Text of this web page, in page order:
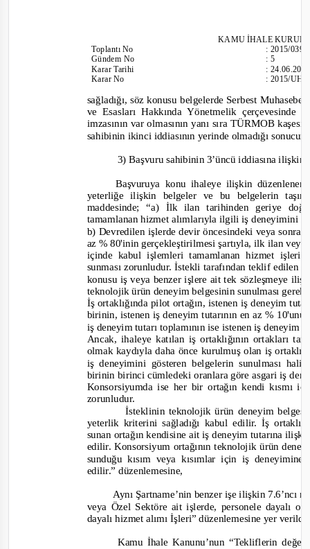
KAMU İHALE
ToplantıNo
Gündem No
Karar Tarihi
Karar No
:2015/039
:5
:
:2015/
sağladığı, söz konusu belgelerde Serbest
ve Esasları Hakkında Yönetmelik
imzasının var olmasının yanı sıra TÜRMOB
sahibinin ikinci iddiasının yerinde olmadığı
3) Başvuru sahibinin 3’üncü iddiasına
Başvuruya konu ihaleye ilişkin
yeterliğe ilişkin belgeler ve bu belgelerin
maddesinde;“a) İlk ilan tarihinden geriye
tamamlanan hizmet alımlarıyla ilgili iş deneyimini
b) Devredilen işlerde devir öncesindeki veya
az % 80'inin gerçekleştirilmesi şartıyla, ilk ilan
içinde kabul işlemleri tamamlanan hizmet
sunması zorunludur. İstekli tarafından teklif edilen
konusu iş veya benzer işlere ait tek sözleşmeye
teknolojik ürün deneyim belgesinin sunulması
İş ortaklığında pilot ortağın, istenen iş deneyim
birinin, istenen iş deneyim tutarının en az %
iş deneyim tutarı toplamının ise istenen iş deneyim
Ancak, ihaleye katılan iş ortaklığının ortakları
olmak kaydıyla daha önce kurulmuş olan iş
iş deneyimini gösteren belgelerin sunulması
birinin birinci cümledeki oranlara göre asgari iş
Konsorsiyumda ise her bir ortağın kendi kısmı
zorunludur.
İsteklinin teknolojik ürün deneyim
yeterlik kriterini sağladığı kabul edilir. İş
sunan ortağın kendisine ait iş deneyim tutarına
edilir. Konsorsiyum ortağının teknolojik ürün
sunduğu kısım veya kısımlar için iş
edilir.”düzenlemesine,
Aynı Şartname’nin benzer işe ilişkin 7.6’ncı
veya Özel Sektöre ait işlerde, personele dayalı
dayalı hizmet alımı İşleri” düzenlemesine yer
Kamu İhale Kanunu’nun “Tekliflerin